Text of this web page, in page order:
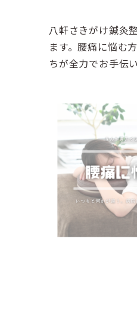
八軒さきがけ鍼灸
ます。腰痛に悩む
ちが全力でお手伝